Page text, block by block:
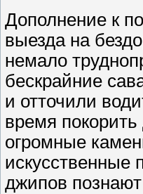
Дополнение к
выезда на
немало
бескрайние
и отточили
время
огромные
искусственные
джипов познают